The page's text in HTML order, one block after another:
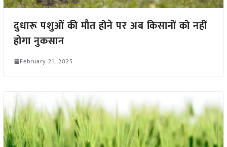
दुधारू पशुओं की मौत होने पर अब किसानों को नहीं
होगा नुकसान
February 21, 2025